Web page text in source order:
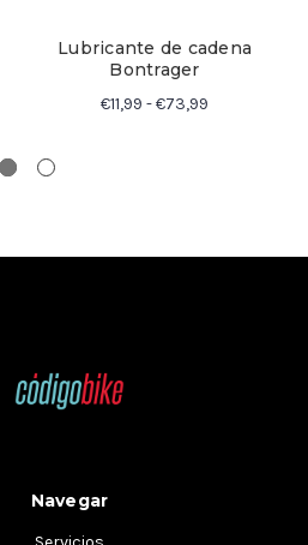
Lubricante de cadena
Bontrager
€11,99 - €73,99
Navegar